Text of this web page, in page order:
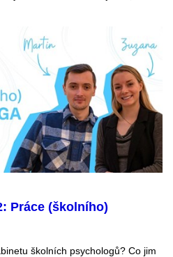
Práce (školního)
školních psychologů? Co jim